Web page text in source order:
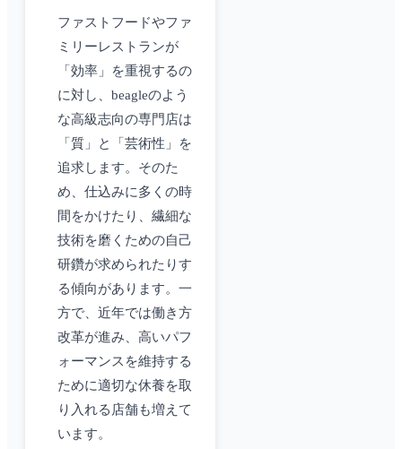
ファストフードやファ
ミリーレストランが
「効率」を重視するの
に対し、beagleのよう
な高級志向の専門店は
「質」と「芸術性」を
追求します。そのた
め、仕込みに多くの時
間をかけたり、繊細な
技術を磨くための自己
研鑽が求められたりす
る傾向があります。一
方で、近年では働き方
改革が進み、高いパフ
ォーマンスを維持する
ために適切な休養を取
り入れる店舗も増えて
います。